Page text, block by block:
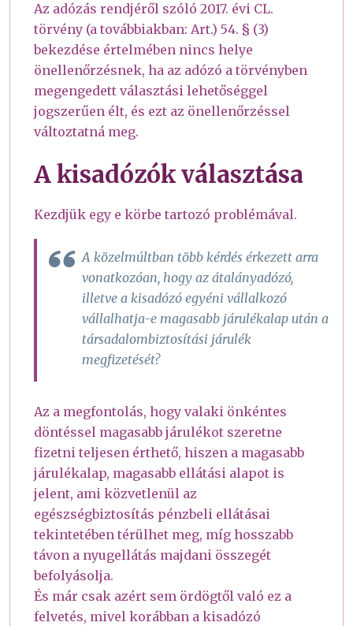
Az adózás rendjéről szóló 2017. évi CL.
törvény (a továbbiakban: Art.) 54. § (3)
bekezdése értelmében nincs helye
önellenőrzésnek, ha az adózó a törvényben
megengedett választási lehetőséggel
jogszerűen élt, és ezt az önellenőrzéssel
változtatná meg.
A kisadózók választása
Kezdjük egy e körbe tartozó problémával.
A közelmúltban több kérdés érkezett arra
vonatkozóan, hogy az átalányadózó,
illetve a kisadózó egyéni vállalkozó
vállalhatja-e magasabb járulékalap után a
társadalombiztosítási járulék
megfizetését?
Az a megfontolás, hogy valaki önkéntes
döntéssel magasabb járulékot szeretne
fizetni teljesen érthető, hiszen a magasabb
járulékalap, magasabb ellátási alapot is
jelent, ami közvetlenül az
egészségbiztosítás pénzbeli ellátásai
tekintetében térülhet meg, míg hosszabb
távon a nyugellátás majdani összegét
befolyásolja.
És már csak azért sem ördögtől való ez a
felvetés, mivel korábban a kisadózó